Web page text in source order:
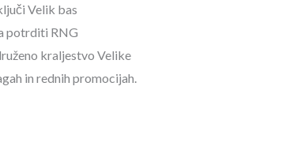
Velik bas
potrditi RNG
kraljestvo Velike
in rednih promocijah.